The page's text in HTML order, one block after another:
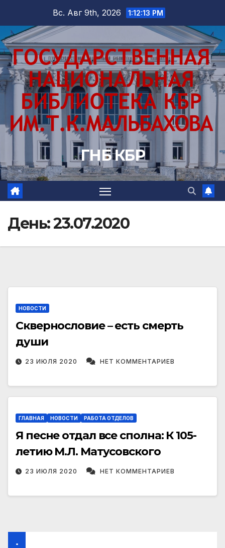
содержимому
Вс. Авг 9th, 2026 1:12:14 PM
ГНБ КБР
День:23.07.2020
НОВОСТИ
Сквернословие – есть смерть
души
23 ИЮЛЯ 2020 НЕТ КОММЕНТАРИЕВ
ГЛАВНАЯ НОВОСТИ РАБОТА ОТДЕЛОВ
Я песне отдал все сполна: К 105-
летию М.Л. Матусовского
23 ИЮЛЯ 2020 НЕТ КОММЕНТАРИЕВ
.